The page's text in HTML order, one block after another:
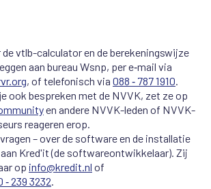
de vtlb-calculator en de berekeningswijze
aan bureau Wsnp, per e‑mail via
, of telefonisch via 088 ‑ 787 1910.
ook bespreken met de NVVK, zet ze op
en andere NVVK-leden of NVVK-
reageren erop.
– over de software en de installatie
Kred'it (de softwareontwikkelaar). Zij
op info@kredit.nl of
‑ 239 3232.